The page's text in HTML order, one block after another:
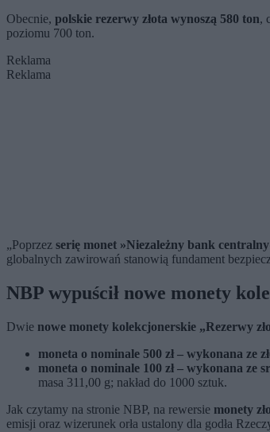
Obecnie, polskie rezerwy złota wynoszą 580 ton,
poziomu 700 ton.
Reklama
Reklama
„Poprzez serię monet »Niezależny bank
globalnych zawirowań stanowią fundament
NBP wypuścił nowe monety
Dwie nowe monety kolekcjonerskie „Rezerwy
moneta o nominale 500 zł – wykonana ze
moneta o nominale 100 zł – wykonana ze
masa 311,00 g; nakład do 1000 sztuk.
Jak czytamy na stronie NBP, na rewersie monety
emisji oraz wizerunek orła ustalony dla godła